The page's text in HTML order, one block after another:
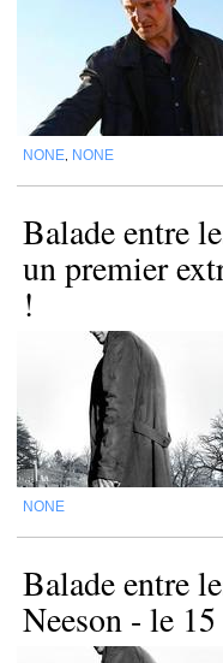
NONE NONE
Balade entre
un premier
!
NONE
Balade entre
Neeson - le